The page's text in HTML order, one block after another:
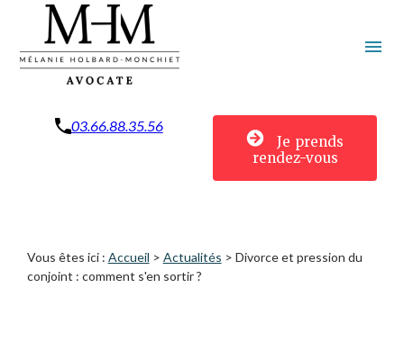
menu
03.66.88.35.56
Je prends
rendez-vous
Vous êtes ici : Accueil > Actualités > Divorce et pression du
conjoint : comment s'en sortir ?
Panneau de gestion des cookies